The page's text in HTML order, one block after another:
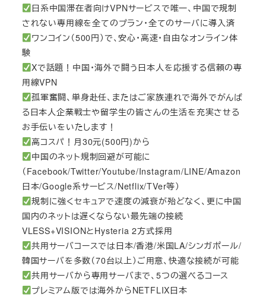
日系中国滞在者向けVPNサービスで唯一、中国で規制
されない専用線を全てのプラン・全てのサーバに導入済
ワンコイン（500円）で、安心・高速・自由なオンライン体
験
Xで話題！中国・海外で闘う日本人を応援する信頼の専
用線VPN
孤軍奮闘、単身赴任、またはご家族連れで海外でがんば
る日本人企業戦士や留学生の皆さんの生活を充実させる
お手伝いをいたします！
高コスパ！月30元(500円)から
中国のネット規制回避が可能に
（Facebook/Twitter/Youtube/Instagram/LINE/Amazon
日本/Google系サービス/Netflix/TVer等）
規制に強くセキュアで速度の減衰が殆どなく、更に中国
国内のネットは遅くならない最先端の接続
VLESS+VISIONとHysteria 2方式採用
共用サーバコースでは日本/香港/米国LA/シンガポール/
韓国サーバを多数（70台以上）ご用意、快適な接続が可能
共用サーバから専用サーバまで、5つの選べるコース
プレミアム版では海外からNETFLIX日本